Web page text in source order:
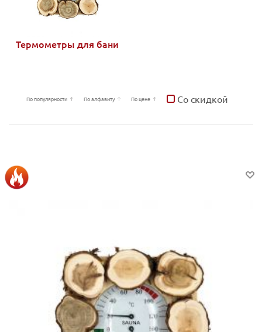
Термометры для бани
По популярности По алфавиту По цене Со скидкой